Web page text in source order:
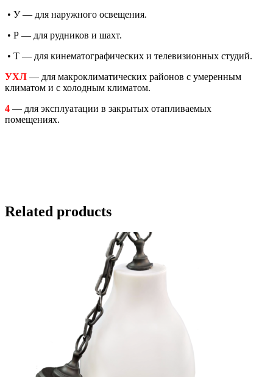
• У — для наружного освещения.
• Р — для рудников и шахт.
• Т — для кинематографических и телевизионных студий.
УХЛ — для макроклиматических районов с умеренным
климатом и с холодным климатом.
4 — для эксплуатации в закрытых отапливаемых
помещениях.
Related products